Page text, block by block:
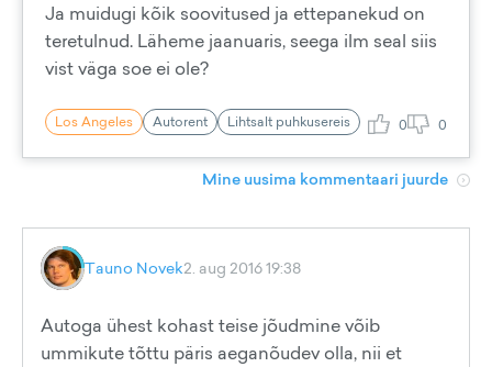
Ja muidugi kõik soovitused ja ettepanekud on
teretulnud. Läheme jaanuaris, seega ilm seal siis
vist väga soe ei ole?
Los Angeles Autorent Lihtsalt puhkusereis 0 0
Mine uusima kommentaari juurde
Tauno Novek2. aug 2016 19:38
Autoga ühest kohast teise jõudmine võib
ummikute tõttu päris aeganõudev olla, nii et